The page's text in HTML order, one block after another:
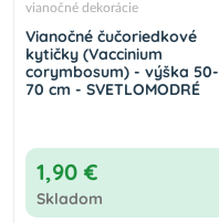
vianočné dekorácie
Vianočné čučoriedkové
kytičky (Vaccinium
corymbosum) - výška 50-
70 cm - SVETLOMODRÉ
1,90 €
Skladom